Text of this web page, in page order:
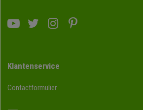
Klantenservice
Contactformulier